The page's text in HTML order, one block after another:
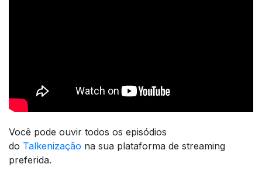
Você pode ouvir todos os episódios
do Talkenização na sua plataforma de streaming
preferida.